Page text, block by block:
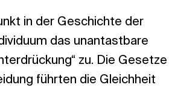
in der Geschichte der
das unantastbare
zu. Die Gesetze
führten die Gleichheit